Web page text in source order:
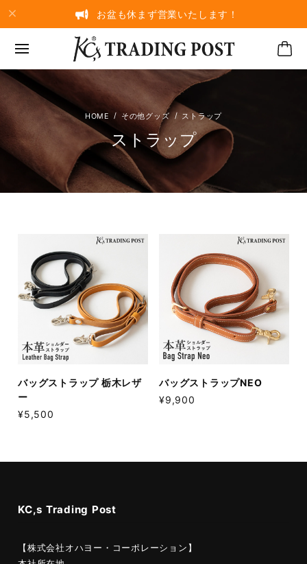
お盆も休まず営業いたします！
その他グッズ ストラップ
ストラップ
バッグストラップ 栃木レザ
ー
¥5,500
バッグストラップNEO
¥9,900
KC,s Trading Post
【株式会社オハヨー・コーポレーション】